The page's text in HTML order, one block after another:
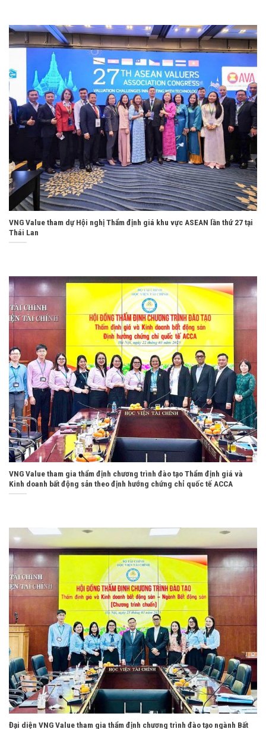
VNG Value tham dự Hội nghị Thẩm định giá khu vực ASEAN lần thứ 27 tại
Thái Lan
VNG Value tham gia thẩm định chương trình đào tạo Thẩm định giá và
Kinh doanh bất động sản theo định hướng chứng chỉ quốc tế ACCA
Đại diện VNG Value tham gia thẩm định chương trình đào tạo ngành Bất